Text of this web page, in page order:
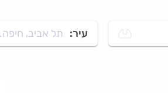
עיר: תל אביב,